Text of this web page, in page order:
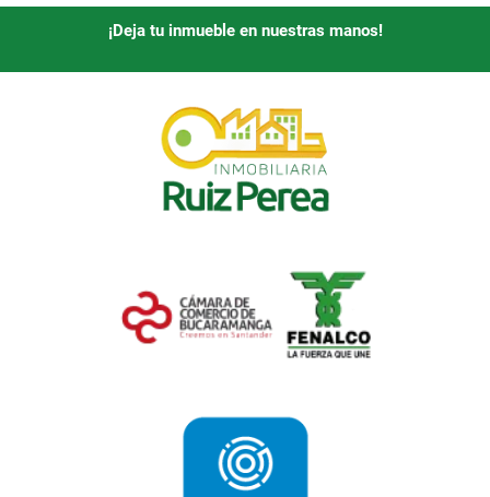
¡Deja tu inmueble en nuestras manos!